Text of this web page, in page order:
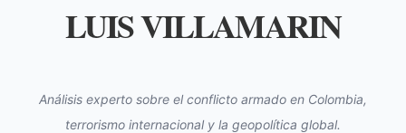
LUIS VILLAMARIN
Análisis experto sobre el conflicto armado en Colombia,
terrorismo internacional y la geopolítica global.